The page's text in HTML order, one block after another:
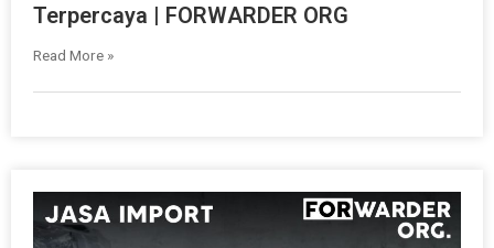
Terpercaya | FORWARDER ORG
Read More »